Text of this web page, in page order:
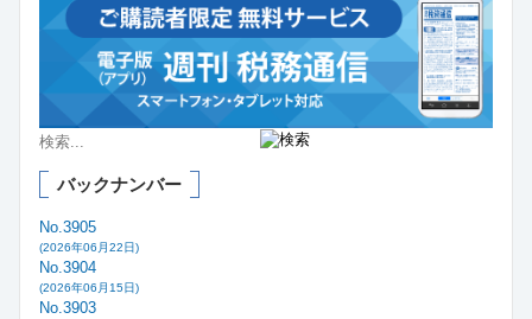
バックナンバー
No.3905
(2026年06月22日)
No.3904
(2026年06月15日)
No.3903